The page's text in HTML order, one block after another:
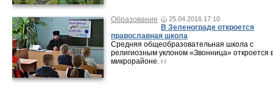
Образование 25.04.2016 17:10
В Зеленограде откроется
православная школа
Средняя общеобразовательная школа с
религиозным уклоном «Звонница» откроется
микрорайоне.